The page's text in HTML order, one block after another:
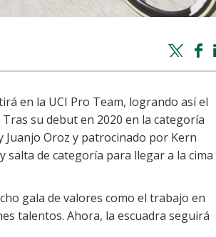
en la UCI Pro Team, logrando así el
su debut en 2020 en la categoría
Oroz y patrocinado por Kern
salta de categoría para llegar a la cima
gala de valores como el trabajo en
talentos. Ahora, la escuadra seguirá